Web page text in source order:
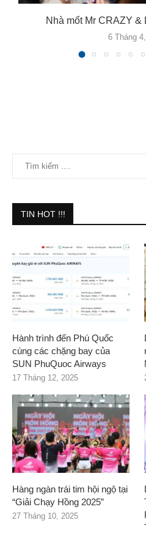
Nhà mốt Mr CRAZY &
6 Tháng
TIN HOT !!!
Hành trình đến Phú Quốc
cùng các chặng bay của
SUN PhuQuoc Airways
17 Tháng 12, 2025
Hàng ngàn trái tim hội ngộ tại
“Giải Chạy Hồng 2025”
27 Tháng 10, 2025